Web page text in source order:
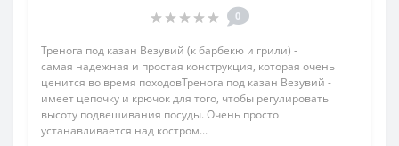
0
Тренога под казан Везувий (к барбекю и грили) -
самая надежная и простая конструкция, которая очень
ценится во время походовТренога под казан Везувий -
имеет цепочку и крючок для того, чтобы регулировать
высоту подвешивания посуды. Очень просто
устанавливается над костром...